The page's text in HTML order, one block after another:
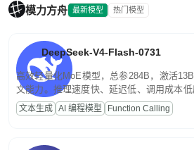
模力方舟 最新模型 热门模型
DeepSeek-V4-Flash-0731
高效轻量化MoE模型，总参284B，激活
文能力。推理速度快、延迟低、调用成本
高并发、轻量化任务，适合日常对话、内容
文案处理等普惠刚需场景。
文本生成 AI 编程模型 Function Calling